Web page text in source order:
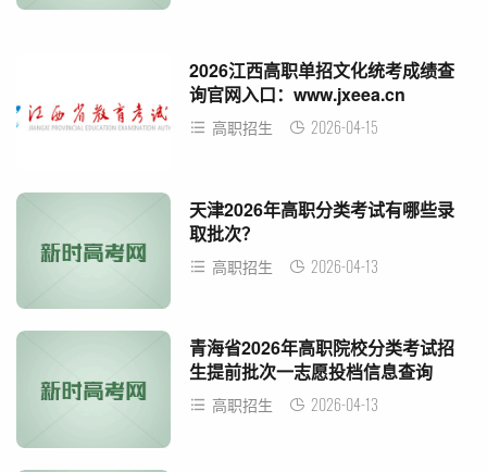
2026江西高职单招文化统考成绩查
询官网入口：www.jxeea.cn
高职招生 2026-04-15
天津2026年高职分类考试有哪些录
取批次？
高职招生 2026-04-13
青海省2026年高职院校分类考试招
生提前批次一志愿投档信息查询
高职招生 2026-04-13